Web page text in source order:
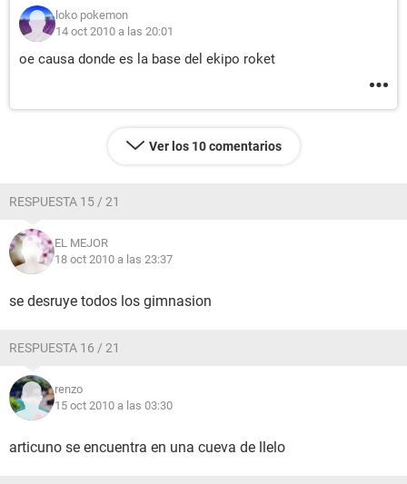
loko pokemon
14 oct 2010 a las 20:01
oe causa donde es la base del ekipo roket
Ver los 10 comentarios
RESPUESTA 15 / 21
EL MEJOR
18 oct 2010 a las 23:37
se desruye todos los gimnasion
RESPUESTA 16 / 21
renzo
15 oct 2010 a las 03:30
articuno se encuentra en una cueva de llelo